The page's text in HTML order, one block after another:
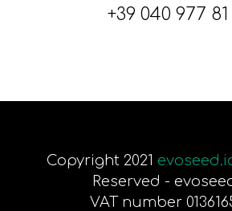
+39 040 977 81
Copyright 2021
Reserved -
VAT number